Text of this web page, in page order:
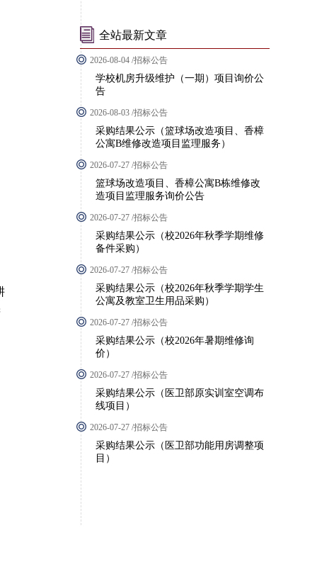
全站最新文章
2026-08-04 /招标公告
学校机房升级维护（一期）项目询价公
告
2026-08-03 /招标公告
采购结果公示（篮球场改造项目、香樟
公寓B维修改造项目监理服务）
2026-07-27 /招标公告
篮球场改造项目、香樟公寓B栋维修改
造项目监理服务询价公告
2026-07-27 /招标公告
采购结果公示（校2026年秋季学期维修
备件采购）
2026-07-27 /招标公告
采购结果公示（校2026年秋季学期学生
公寓及教室卫生用品采购）
2026-07-27 /招标公告
采购结果公示（校2026年暑期维修询
价）
2026-07-27 /招标公告
采购结果公示（医卫部原实训室空调布
线项目）
2026-07-27 /招标公告
采购结果公示（医卫部功能用房调整项
目）